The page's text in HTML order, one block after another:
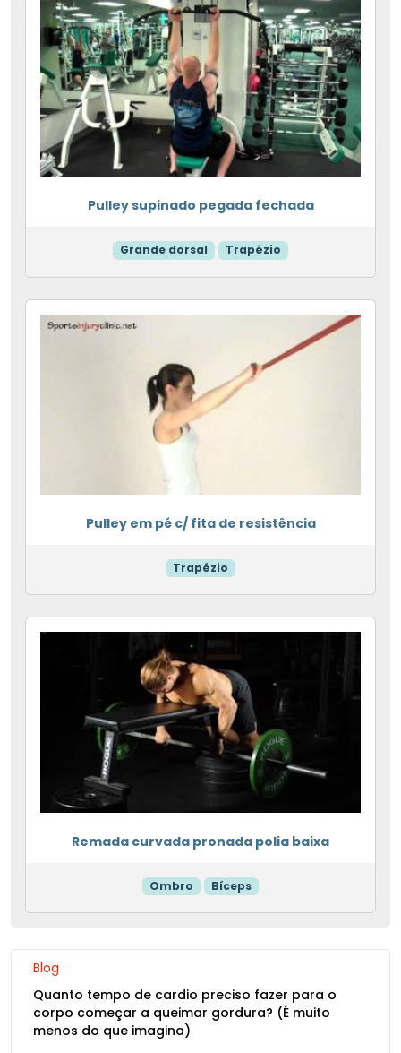
Pulley supinado pegada fechada
Grande dorsal Trapézio
Pulley em pé c/ fita de resistência
Trapézio
Remada curvada pronada polia baixa
Ombro Bíceps
Blog
Quanto tempo de cardio preciso fazer para o
corpo começar a queimar gordura? (É muito
menos do que imagina)